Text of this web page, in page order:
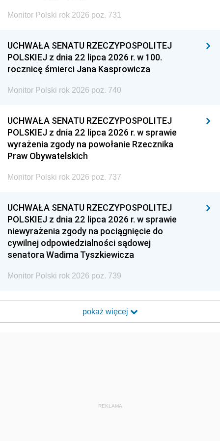
Monitor Polski rok 2026 poz. 731
UCHWAŁA SENATU RZECZYPOSPOLITEJ
POLSKIEJ z dnia 22 lipca 2026 r. w 100.
rocznicę śmierci Jana Kasprowicza
Monitor Polski rok 2026 poz. 740
UCHWAŁA SENATU RZECZYPOSPOLITEJ
POLSKIEJ z dnia 22 lipca 2026 r. w sprawie
wyrażenia zgody na powołanie Rzecznika
Praw Obywatelskich
Monitor Polski rok 2026 poz. 737
UCHWAŁA SENATU RZECZYPOSPOLITEJ
POLSKIEJ z dnia 22 lipca 2026 r. w sprawie
niewyrażenia zgody na pociągnięcie do
cywilnej odpowiedzialności sądowej
senatora Wadima Tyszkiewicza
Monitor Polski rok 2026 poz. 739
pokaż więcej
REKLAMA